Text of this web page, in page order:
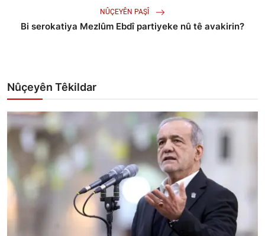
NÛÇEYÊN PAŞÎ
Bi serokatiya Mezlûm Ebdî partiyeke nû tê avakirin?
Nûçeyên Têkildar